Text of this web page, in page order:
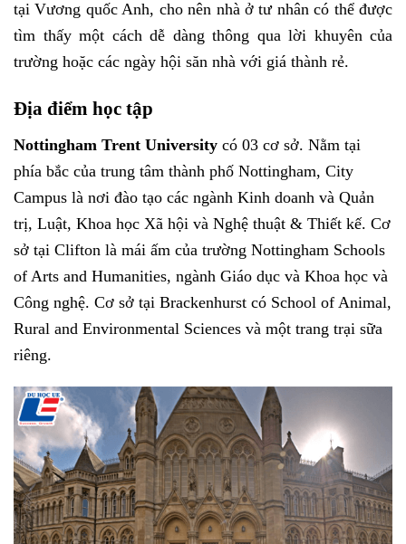
tại Vương quốc Anh, cho nên nhà ở tư nhân có thể được
tìm thấy một cách dễ dàng thông qua lời khuyên của
trường hoặc các ngày hội săn nhà với giá thành rẻ.
Địa điểm học tập
Nottingham Trent University có 03 cơ sở. Nằm tại
phía bắc của trung tâm thành phố Nottingham, City
Campus là nơi đào tạo các ngành Kinh doanh và Quản
trị, Luật, Khoa học Xã hội và Nghệ thuật & Thiết kế. Cơ
sở tại Clifton là mái ấm của trường Nottingham Schools
of Arts and Humanities, ngành Giáo dục và Khoa học và
Công nghệ. Cơ sở tại Brackenhurst có School of Animal,
Rural and Environmental Sciences và một trang trại sữa
riêng.